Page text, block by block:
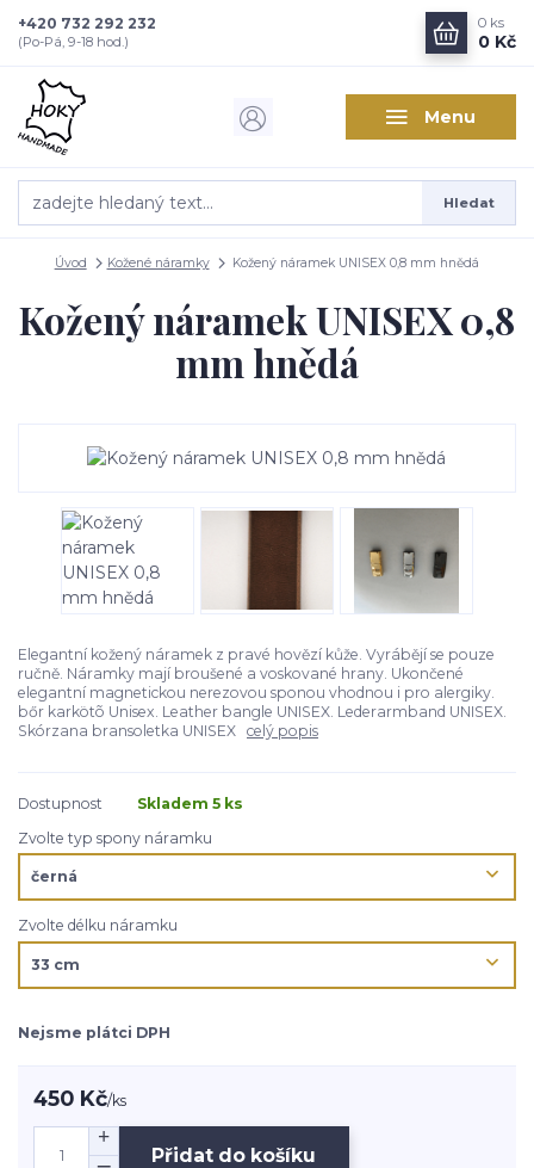
Menu
Hledat
+420 732 292 232
(Po-Pá, 9-18 hod.)
0 ks
0 Kč
Úvod Kožené náramky Kožený náramek UNISEX 0,8 mm hnědá
Kožený náramek UNISEX 0,8
mm hnědá
Elegantní kožený náramek z pravé hovězí kůže. Vyrábějí se pouze
ručně. Náramky mají broušené a voskované hrany. Ukončené
elegantní magnetickou nerezovou sponou vhodnou i pro alergiky.
bőr karkötõ Unisex. Leather bangle UNISEX. Lederarmband UNISEX.
Skórzana bransoletka UNISEX celý popis
Dostupnost
Skladem 5 ks
Zvolte typ spony náramku
Zvolte délku náramku
Nejsme plátci DPH
450 Kč/ks
Přidat do košíku